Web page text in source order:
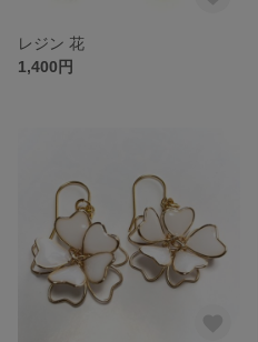
レジン 花
1,400円